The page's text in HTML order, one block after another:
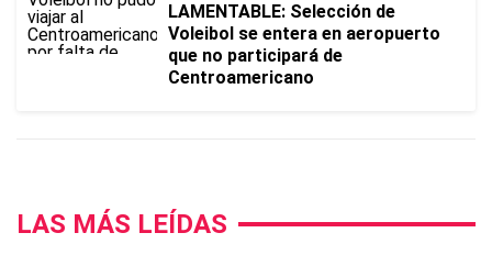
LAMENTABLE: Selección de
Voleibol se entera en aeropuerto
que no participará de
Centroamericano
LAS MÁS LEÍDAS